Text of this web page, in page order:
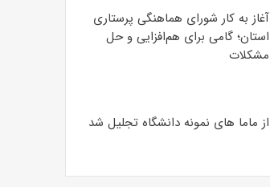
آغاز به کار شورای هماهنگی پرستاری
استان؛ گامی برای هم‌افزایی و حل
مشکلات
از ماما های نمونه دانشگاه تجلیل شد